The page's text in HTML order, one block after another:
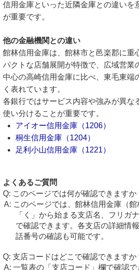
信用金庫といった近隣金庫との違いを
が重要です。
他の金融機関との違い
館林信用金庫は、館林市と邑楽郡に重
パクトな店舗展開が特徴で、広域営業
中心の高崎信用金庫に比べ、東毛東端
く表れています。
各銀行ではサービス内容や強みが異な
使い分けることが重要です。
アイオー信用金庫（1206）
桐生信用金庫（1204）
足利小山信用金庫（1221）
よくあるご質問
このページでは何が確認できますか
このページでは、館林信用金庫（
「く」から始まる支店名、フリガ
で確認できます。各支店の詳細情
話番号の確認も可能です。
支店コードはどこで確認できますか
一覧表の「支店コード」欄で確認